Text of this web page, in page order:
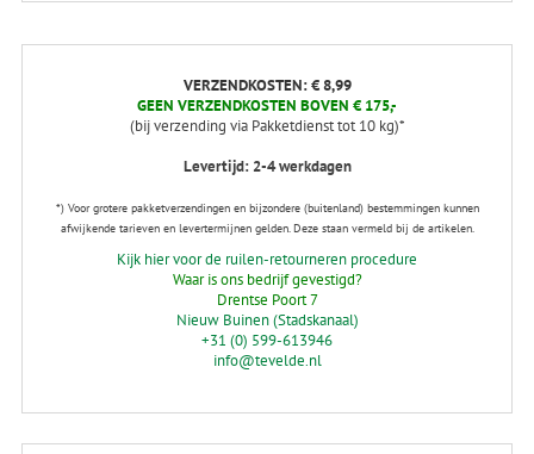
VERZENDKOSTEN: € 8,99
GEEN VERZENDKOSTEN BOVEN € 175,-
(bij verzending via Pakketdienst tot 10 kg)*
Levertijd: 2-4 werkdagen
*) Voor grotere pakketverzendingen en bijzondere (buitenland) bestemmingen kunnen
afwijkende tarieven en levertermijnen gelden. Deze staan vermeld bij de artikelen.
Kijk hier voor de ruilen-retourneren procedure
Waar is ons bedrijf gevestigd?
Drentse Poort 7
Nieuw Buinen (Stadskanaal)
+31 (0) 599-613946
info@tevelde.nl